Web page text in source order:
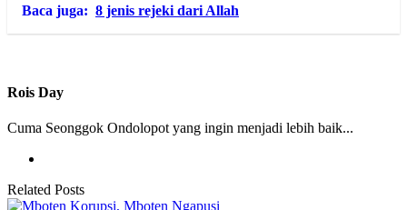
Baca juga: 8 jenis rejeki dari Allah
Rois Day
Cuma Seonggok Ondolopot yang ingin menjadi lebih baik...
Related Posts